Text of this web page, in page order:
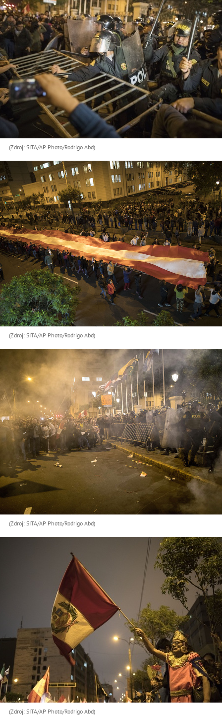
(Zdroj: SITA/AP Photo/Rodrigo Abd)
(Zdroj: SITA/AP Photo/Rodrigo Abd)
(Zdroj: SITA/AP Photo/Rodrigo Abd)
(Zdroj: SITA/AP Photo/Rodrigo Abd)